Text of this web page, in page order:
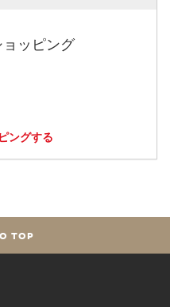
ョッピング
ングする
TOP